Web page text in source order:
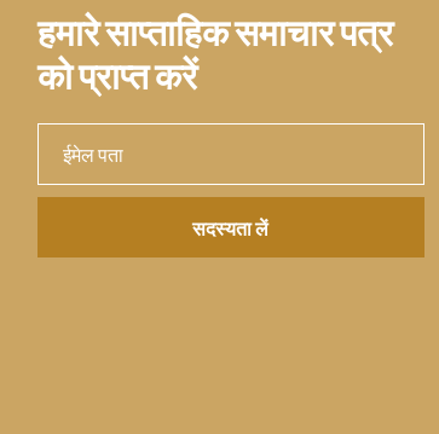
हमारे साप्ताहिक समाचार पत्र
को प्राप्त करें